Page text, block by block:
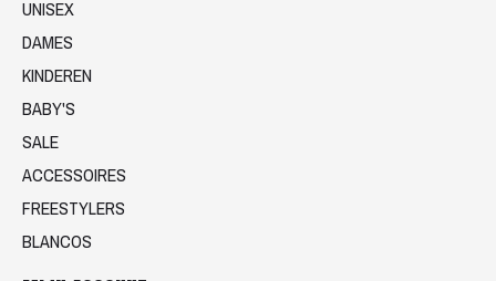
UNISEX
DAMES
KINDEREN
BABY'S
SALE
ACCESSOIRES
FREESTYLERS
BLANCOS